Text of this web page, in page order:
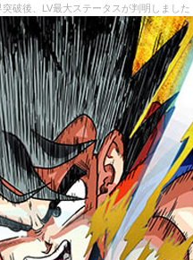
破後、LV最大ステータスが判明しまし